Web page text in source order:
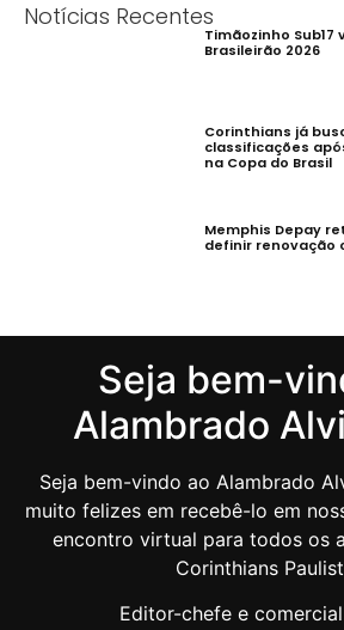
Notícias Recentes
Timãozinho
Brasileirão 2026
Corinthians já
classificações
na Copa do Brasil
Memphis Depay
definir renovação
Seja bem-
Alambrado
Seja bem-vindo ao Alambrado
muito felizes em recebê-lo em
encontro virtual para todos os
Corinthians
Editor-chefe e